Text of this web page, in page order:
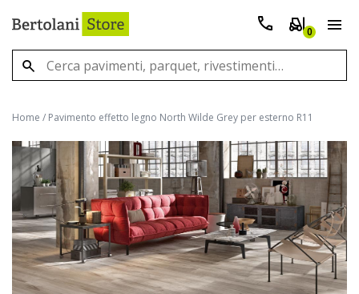
0
Home / Pavimento effetto legno North Wilde Grey per esterno R11